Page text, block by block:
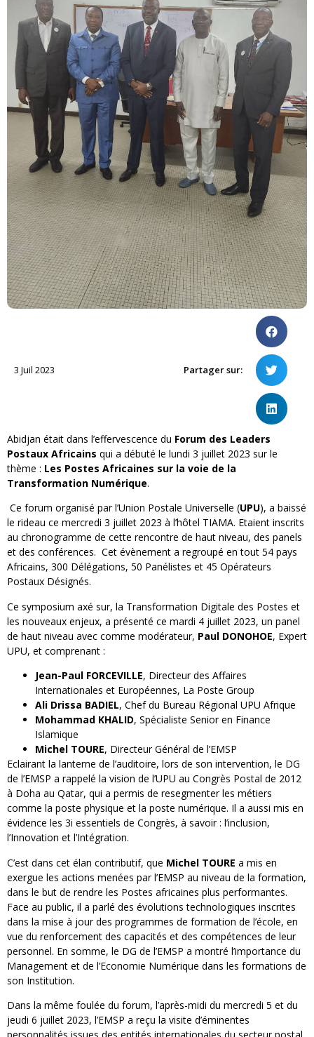
3 Juil 2023 Partager sur:
Abidjan était dans l’effervescence du Forum des Leaders
Postaux Africains qui a débuté le lundi 3 juillet 2023 sur le
thème : Les Postes Africaines sur la voie de la
Transformation Numérique.
Ce forum organisé par l’Union Postale Universelle (UPU), a baissé
le rideau ce mercredi 3 juillet 2023 à l’hôtel TIAMA. Etaient inscrits
au chronogramme de cette rencontre de haut niveau, des panels
et des conférences. Cet évènement a regroupé en tout 54 pays
Africains, 300 Délégations, 50 Panélistes et 45 Opérateurs
Postaux Désignés.
Ce symposium axé sur, la Transformation Digitale des Postes et
les nouveaux enjeux, a présenté ce mardi 4 juillet 2023, un panel
de haut niveau avec comme modérateur, Paul DONOHOE, Expert
UPU, et comprenant :
Jean-Paul FORCEVILLE, Directeur des Affaires
Internationales et Européennes, La Poste Group
Ali Drissa BADIEL, Chef du Bureau Régional UPU Afrique
Mohammad KHALID, Spécialiste Senior en Finance
Islamique
Michel TOURE, Directeur Général de l’EMSP
Eclairant la lanterne de l’auditoire, lors de son intervention, le DG
de l’EMSP a rappelé la vision de l’UPU au Congrès Postal de 2012
à Doha au Qatar, qui a permis de resegmenter les métiers
comme la poste physique et la poste numérique. Il a aussi mis en
évidence les 3i essentiels de Congrès, à savoir : l’inclusion,
l’Innovation et l’Intégration.
C’est dans cet élan contributif, que Michel TOURE a mis en
exergue les actions menées par l’EMSP au niveau de la formation,
dans le but de rendre les Postes africaines plus performantes.
Face au public, il a parlé des évolutions technologiques inscrites
dans la mise à jour des programmes de formation de l’école, en
vue du renforcement des capacités et des compétences de leur
personnel. En somme, le DG de l’EMSP a montré l’importance du
Management et de l’Economie Numérique dans les formations de
son Institution.
Dans la même foulée du forum, l’après-midi du mercredi 5 et du
jeudi 6 juillet 2023, l’EMSP a reçu la visite d’éminentes